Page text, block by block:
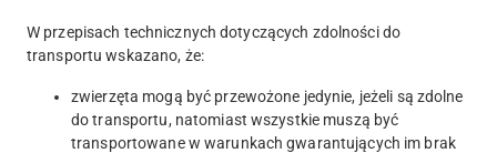
W przepisach technicznych dotyczących zdolności do
transportu wskazano, że:
zwierzęta mogą być przewożone jedynie, jeżeli są zdolne
do transportu, natomiast wszystkie muszą być
transportowane w warunkach gwarantujących im brak